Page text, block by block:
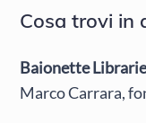
Cosa trovi in
Baionette
Marco Carrara,